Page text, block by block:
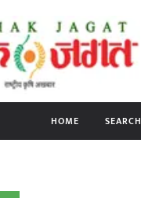
HOME SEARCH